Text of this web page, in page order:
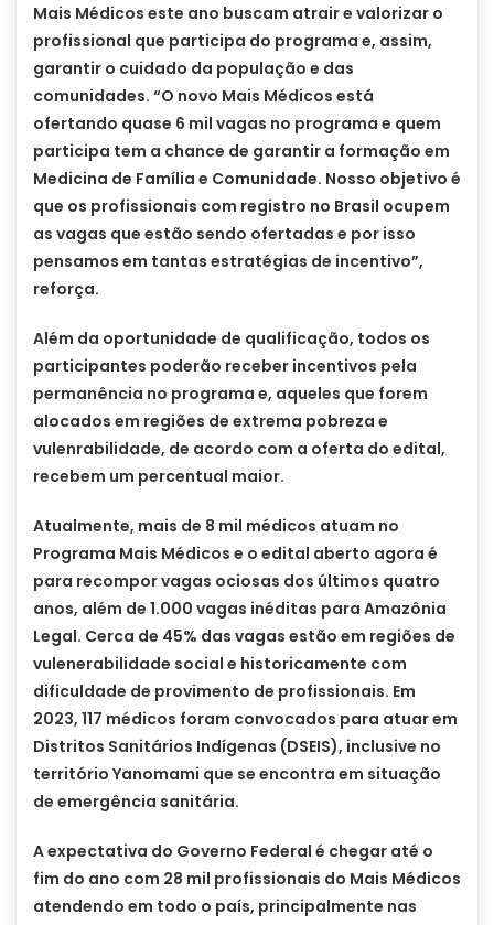
Mais Médicos este ano buscam atrair e valorizar o
profissional que participa do programa e, assim,
garantir o cuidado da população e das
comunidades. “O novo Mais Médicos está
ofertando quase 6 mil vagas no programa e quem
participa tem a chance de garantir a formação em
Medicina de Família e Comunidade. Nosso objetivo é
que os profissionais com registro no Brasil ocupem
as vagas que estão sendo ofertadas e por isso
pensamos em tantas estratégias de incentivo”,
reforça.
Além da oportunidade de qualificação, todos os
participantes poderão receber incentivos pela
permanência no programa e, aqueles que forem
alocados em regiões de extrema pobreza e
vulenrabilidade, de acordo com a oferta do edital,
recebem um percentual maior.
Atualmente, mais de 8 mil médicos atuam no
Programa Mais Médicos e o edital aberto agora é
para recompor vagas ociosas dos últimos quatro
anos, além de 1.000 vagas inéditas para Amazônia
Legal. Cerca de 45% das vagas estão em regiões de
vulenerabilidade social e historicamente com
dificuldade de provimento de profissionais. Em
2023, 117 médicos foram convocados para atuar em
Distritos Sanitários Indígenas (DSEIS), inclusive no
território Yanomami que se encontra em situação
de emergência sanitária.
A expectativa do Governo Federal é chegar até o
fim do ano com 28 mil profissionais do Mais Médicos
atendendo em todo o país, principalmente nas